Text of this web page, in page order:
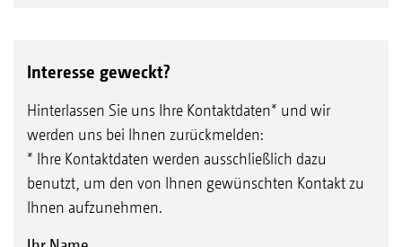
Interesse geweckt?
Hinterlassen Sie uns Ihre Kontaktdaten* und wir
werden uns bei Ihnen zurückmelden:
* Ihre Kontaktdaten werden ausschließlich dazu
benutzt, um den von Ihnen gewünschten Kontakt zu
Ihnen aufzunehmen.